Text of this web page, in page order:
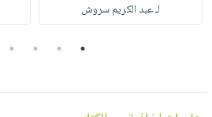
تواصل
معنا
لـ عبد الكريم سروش
1
2
3
4